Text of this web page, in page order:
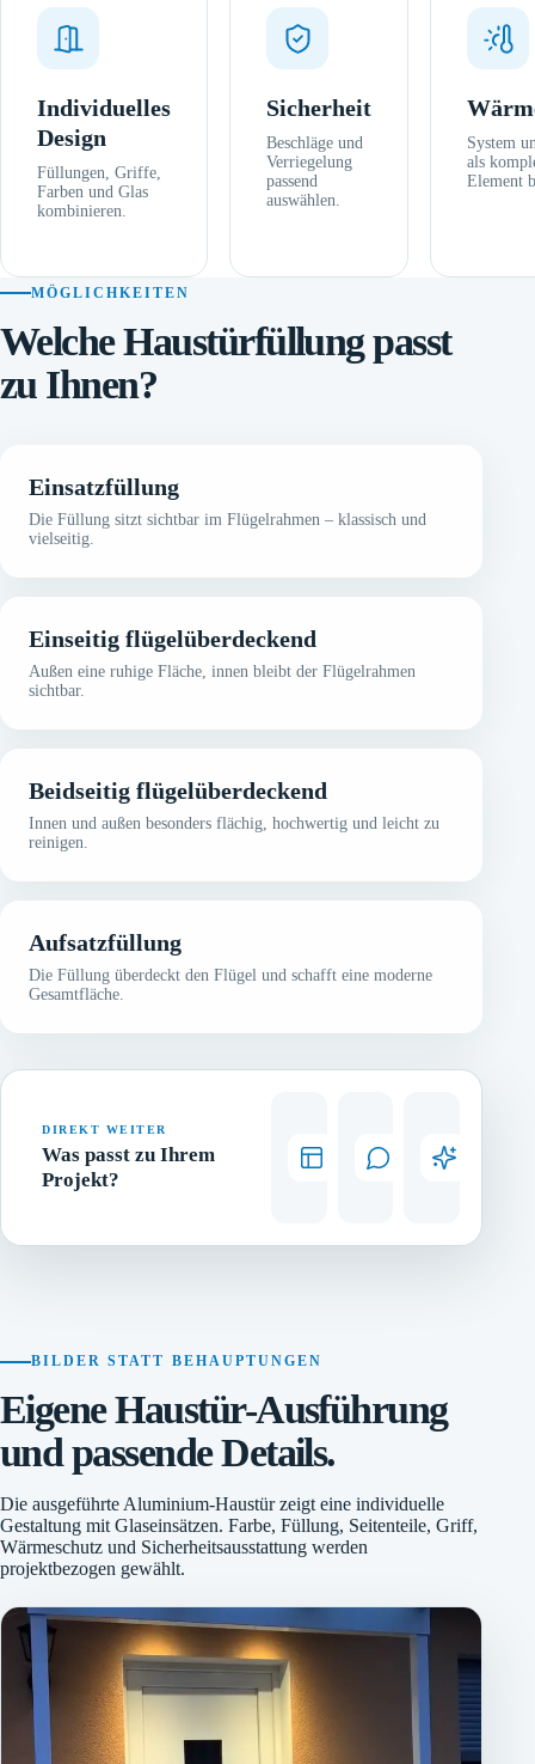
Individuelles
Design
Füllungen, Griffe,
Farben und Glas
kombinieren.
Sicherheit
Beschläge und
Verriegelung
passend
auswählen.
System
als
Element
MÖGLICHKEITEN
Welche Haustürfüllung passt
zu Ihnen?
Einsatzfüllung
Die Füllung sitzt sichtbar im Flügelrahmen – klassisch und
vielseitig.
Einseitig flügelüberdeckend
Außen eine ruhige Fläche, innen bleibt der Flügelrahmen
sichtbar.
Beidseitig flügelüberdeckend
Innen und außen besonders flächig, hochwertig und leicht zu
reinigen.
Aufsatzfüllung
Die Füllung überdeckt den Flügel und schafft eine moderne
Gesamtfläche.
DIREKT WEITER
Was passt zu Ihrem
Projekt?
Elemente
Ausstattung
BILDER STATT BEHAUPTUNGEN
Eigene Haustür-Ausführung
und passende Details.
Die ausgeführte Aluminium-Haustür zeigt eine individuelle
Gestaltung mit Glaseinsätzen. Farbe, Füllung, Seitenteile, Griff,
Wärmeschutz und Sicherheitsausstattung werden
projektbezogen gewählt.